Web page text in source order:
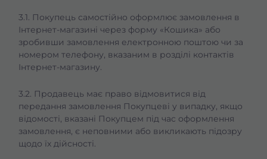
3.1. Покупець самостійно оформлює замовлення в
Інтернет-магазині через форму «Кошика» або
зробивши замовлення електронною поштою чи за
номером телефону, вказаним в розділі контактів
Інтернет-магазину.
3.2. Продавець має право відмовитися від
передання замовлення Покупцеві у випадку, якщо
відомості, вказані Покупцем під час оформлення
замовлення, є неповними або викликають підозру
щодо їх дійсності.